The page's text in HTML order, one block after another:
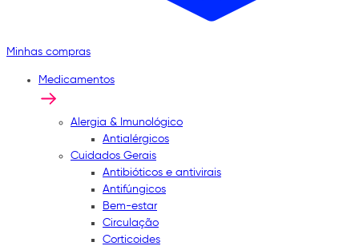
Minhas compras
Medicamentos
Alergia & Imunológico
Antialérgicos
Cuidados Gerais
Antibióticos e antivirais
Antifúngicos
Bem-estar
Circulação
Corticoides